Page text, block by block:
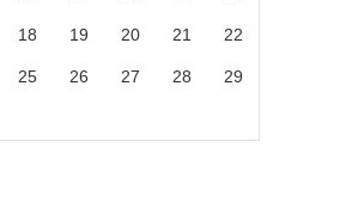
18 19 20 21 22
25 26 27 28 29